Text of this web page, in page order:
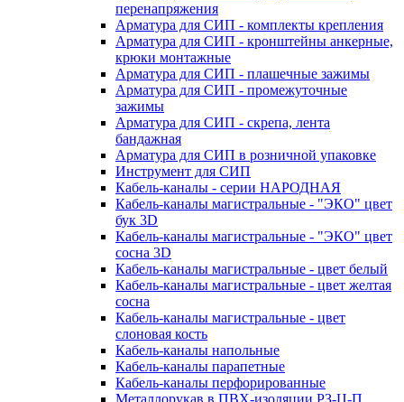
перенапряжения
Арматура для СИП - комплекты крепления
Арматура для СИП - кронштейны анкерные,
крюки монтажные
Арматура для СИП - плашечные зажимы
Арматура для СИП - промежуточные
зажимы
Арматура для СИП - скрепа, лента
бандажная
Арматура для СИП в розничной упаковке
Инструмент для СИП
Кабель-каналы - серии НАРОДНАЯ
Кабель-каналы магистральные - "ЭКО" цвет
бук 3D
Кабель-каналы магистральные - "ЭКО" цвет
сосна 3D
Кабель-каналы магистральные - цвет белый
Кабель-каналы магистральные - цвет желтая
сосна
Кабель-каналы магистральные - цвет
слоновая кость
Кабель-каналы напольные
Кабель-каналы парапетные
Кабель-каналы перфорированные
Металлорукав в ПВХ-изоляции РЗ-Ц-П